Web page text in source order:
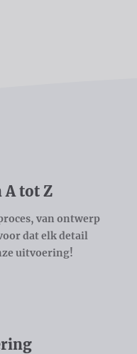
A tot Z
van ontwerp
dat elk detail
uitvoering!